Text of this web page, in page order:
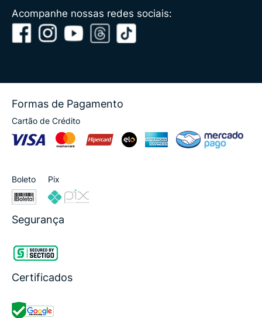
Acompanhe nossas redes sociais:
Formas de Pagamento
Cartão de Crédito
Boleto Pix
Segurança
Certificados